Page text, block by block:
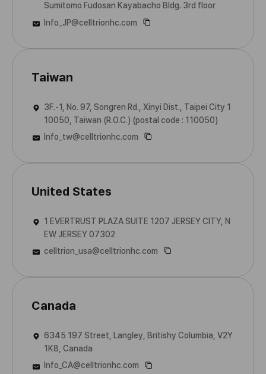
Sumitomo Fudosan Kayabacho Bldg. 3rd floor
Info_JP@celltrionhc.com
Taiwan
3F.-1, No. 97, Songren Rd., Xinyi Dist., Taipei City 1
10050, Taiwan (R.O.C.) (postal code : 110050)
Info_tw@celltrionhc.com
United States
1 EVERTRUST PLAZA SUITE 1207 JERSEY CITY, N
EW JERSEY 07302
celltrion_usa@celltrionhc.com
Canada
6345 197 Street, Langley, Britishy Columbia, V2Y
1K8, Canada
Info_CA@celltrionhc.com